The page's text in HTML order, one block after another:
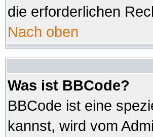
die erforderlichen
Nach oben
Was ist BBCode?
BBCode ist eine
kannst, wird vom